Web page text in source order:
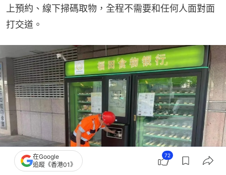
上預約、線下掃碼取物，全程不需要和任何人面對面
打交道。
在Google
追蹤《香港01》
72